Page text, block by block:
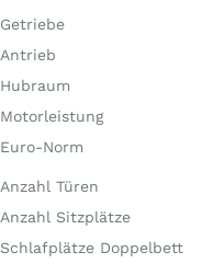
Getriebe
Antrieb
Hubraum
Motorleistung
Euro-Norm
Anzahl Türen
Anzahl Sitzplätze
Schlafplätze Doppelbett